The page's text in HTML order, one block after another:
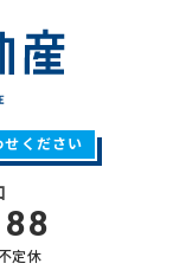
ください
定休